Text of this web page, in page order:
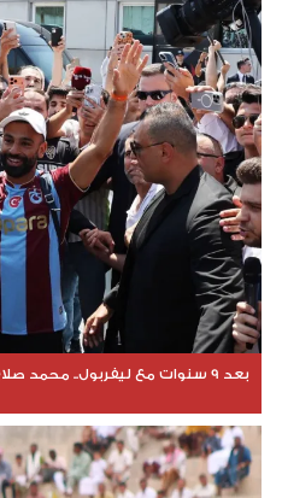
بعد 9 سنوات مع ليفربول.. محمد صلاح يحط رحاله في تركيا